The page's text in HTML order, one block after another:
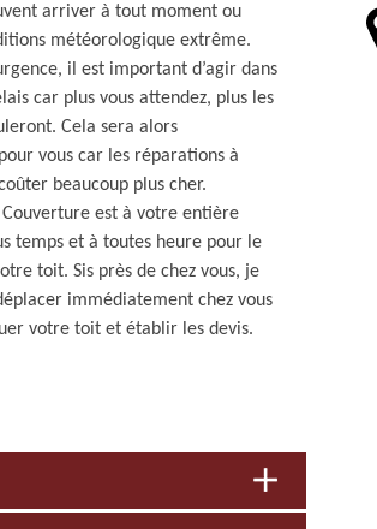
arriver à tout moment ou
météorologique extrême.
il est important d’agir dans
car plus vous attendez, plus les
Cela sera alors
vous car les réparations à
beaucoup plus cher.
Couverture est à votre entière
temps et à toutes heure pour le
toit. Sis près de chez vous, je
immédiatement chez vous
votre toit et établir les devis.